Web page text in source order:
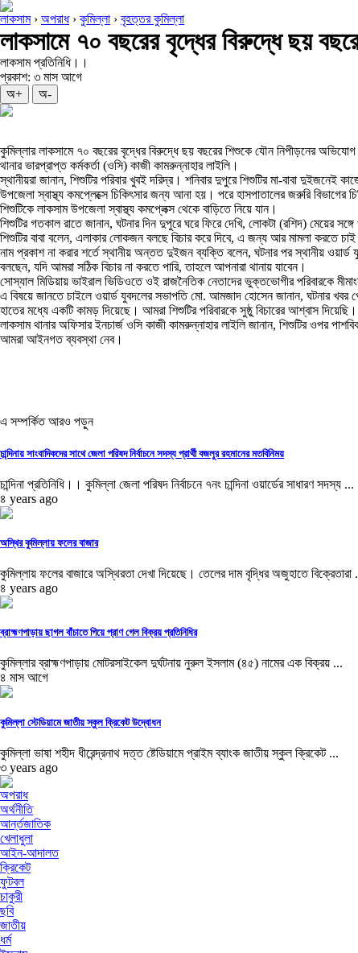
লাকসাম› অপরাধ› কুমিল্লা › বৃহত্তর কুমিল্লা
লাকসামে ৭০ বছরের বৃদ্ধের বিরুদ্ধে ছয়
লাকসাম প্রতিনিধি।।
প্রকাশ: ৩ মাস আগে
অ+
অ-
কুমিল্লার লাকসামে ৭০ বছরের বৃদ্ধের বিরুদ্ধে ছয় বছরের শিশুকে যৌন নিপীড়নের
থানার ভারপ্রাপ্ত কর্মকর্তা (ওসি) কাজী কামরুন্নাহার লাইলি।
স্থানীয়রা জানান, শিশুটির পরিবার খুবই দরিদ্র। শনিবার দুপুরে শিশুটির মা-বাবা
উপজেলা স্বাস্থ্য কমপ্লেক্সে চিকিৎসার জন্য আনা হয়। পরে হাসপাতালের জরুরি বিভাগের
শিশুটিকে লাকসাম উপজেলা স্বাস্থ্য কমপ্লেক্স থেকে বাড়িতে নিয়ে যান।
শিশুটির গতকাল রাতে জানান, ঘটনার দিন দুপুরে ঘরে ফিরে দেখি, লোকটা (রশিদ) মেয়ের সঙ্গে
শিশুটির বাবা বলেন, এলাকার লোকজন বলছে বিচার করে দিবে, এ জন্য আর মামলা করতে
নাম প্রকাশ না করার শর্তে স্থানীয় অন্তত দুইজন ব্যক্তি বলেন, ঘটনার পর স্থানীয় ওয়ার্ড
বলছেন, যদি আমরা সঠিক বিচার না করতে পারি, তাহলে আপনারা থানায় যাবেন।
সোস্যাল মিডিয়ায় ভাইরাল ভিডিওতে ওই রাজনৈতিক নেতাদের ভুক্তভোগীর পরিবারকে
এ বিষয়ে জানতে চাইলে ওয়ার্ড যুবদলের সভাপতি মো. আমজাদ হোসেন জানান, ঘটনার খবর
হাতের মধ্যে একটি কামড় দিয়েছে। আমরা শিশুটির পরিবারকে সুষ্ঠু বিচারের আশ্বাস
লাকসাম থানার অফিসার ইনচার্জ ওসি কাজী কামরুন্নাহার লাইলি জানান, শিশুটির ওপর
আমরা আইনগত ব্যবস্থা নেব।
এ সম্পর্কিত আরও পড়ুন
চান্দিনায় সাংবাদিকদের সাথে জেলা পরিষদ নির্বাচনে সদস্য প্রার্থী বজলুর রহমানের মতবিনিময়
চান্দিনা প্রতিনিধি।। কুমিল্লা জেলা পরিষদ নির্বাচনে ৭নং চান্দিনা ওয়ার্ডের সাধারণ সদস্য ...
৪ years ago
অস্থির কুমিল্লায় ফলের বাজার
কুমিল্লায় ফলের বাজারে অস্থিরতা দেখা দিয়েছে। তেলের দাম বৃদ্ধির অজুহাতে বিক্রেতারা
৪ years ago
ব্রাহ্মণপাড়ায় ছাগল বাঁচাতে গিয়ে প্রাণ গেল বিক্রয় প্রতিনিধির
কুমিল্লার ব্রাহ্মণপাড়ায় মোটরসাইকেল দুর্ঘটনায় নুরুল ইসলাম (৪৫) নামের এক বিক্রয় ...
৪ মাস আগে
কুমিল্লা স্টেডিয়ামে জাতীয় স্কুল ক্রিকেট উদ্বোধন
কুমিল্লা ভাষা শহীদ ধীরেন্দ্রনাথ দত্ত ষ্টেডিয়ামে প্রাইম ব্যাংক জাতীয় স্কুল ক্রিকেট ...
৩ years ago
অপরাধ
অর্থনীতি
আর্ন্তজাতিক
খেলাধুলা
আইন-আদালত
ক্রিকেট
ফুটবল
চাকুরী
ছবি
জাতীয়
ধর্ম